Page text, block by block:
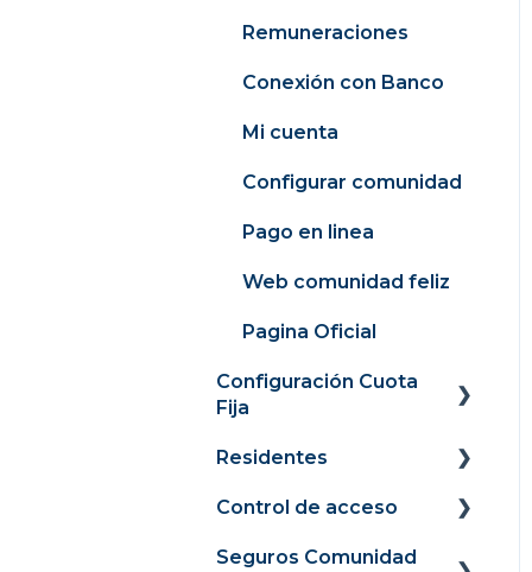
Remuneraciones
Conexión con Banco
Mi cuenta
Configurar comunidad
Pago en linea
Web comunidad feliz
Pagina Oficial
Configuración Cuota
Fija
Panel
Recaudación
Cargos
Residentes
Portal Web
Portal de pagos
Control de acceso
Guía de Uso para
Seguros Comunidad